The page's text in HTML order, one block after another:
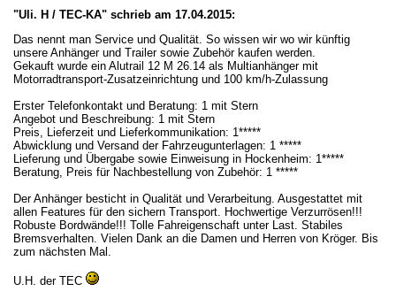
"Uli. H / TEC-KA" schrieb am 17.04.2015:
Das nennt man Service und Qualität. So wissen wir wo wir künftig
unsere Anhänger und Trailer sowie Zubehör kaufen werden.
Gekauft wurde ein Alutrail 12 M 26.14 als Multianhänger mit
Motorradtransport-Zusatzeinrichtung und 100 km/h-Zulassung
Erster Telefonkontakt und Beratung: 1 mit Stern
Angebot und Beschreibung: 1 mit Stern
Preis, Lieferzeit und Lieferkommunikation: 1*****
Abwicklung und Versand der Fahrzeugunterlagen: 1 *****
Lieferung und Übergabe sowie Einweisung in Hockenheim: 1*****
Beratung, Preis für Nachbestellung von Zubehör: 1 *****
Der Anhänger besticht in Qualität und Verarbeitung. Ausgestattet mit
allen Features für den sichern Transport. Hochwertige Verzurrösen!!!
Robuste Bordwände!!! Tolle Fahreigenschaft unter Last. Stabiles
Bremsverhalten. Vielen Dank an die Damen und Herren von Kröger. Bis
zum nächsten Mal.
U.H. der TEC